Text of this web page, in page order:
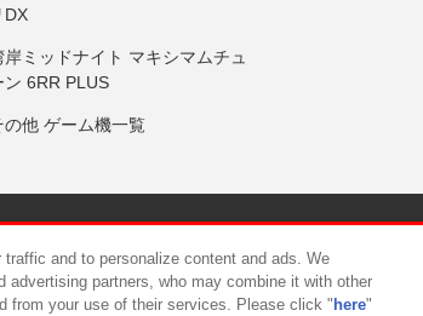
DX
岸ミッドナイト マキシマムチュ
ン 6RR PLUS
の他 ゲーム機一覧
供について カスタマーハラスメント対応方針
and to personalize content and ads. We
partners, who may combine it with other
from your use of their services. Please click " here"